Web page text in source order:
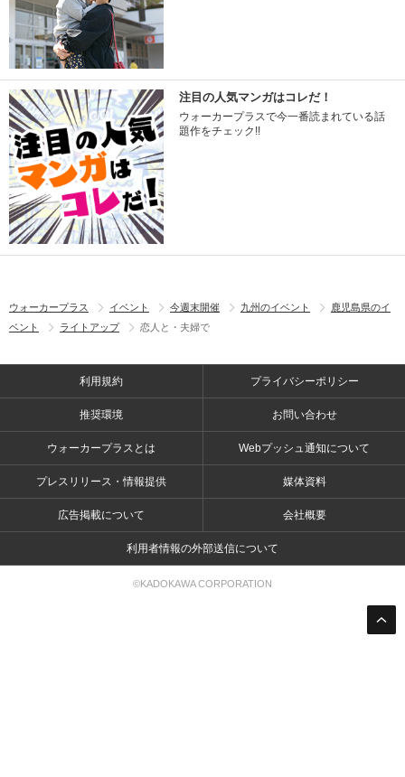
注目の人気マンガはコレだ！
ウォーカープラスで今一番読まれている話
題作をチェック!!
ウォーカープラス イベント 今週末開催 九州のイベント
鹿児島県のイ
ベント
ライトアップ 恋人と・夫婦で
利用規約 プライバシーポリシー
推奨環境 お問い合わせ
ウォーカープラスとは Webプッシュ通知について
プレスリリース・情報提供 媒体資料
広告掲載について 会社概要
利用者情報の外部送信について
©KADOKAWA CORPORATION